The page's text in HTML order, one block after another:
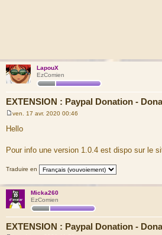
LapouX
EzComien
EXTENSION : Paypal Donation -
e
s
g
ven. 17 avr. 2020 00:46
Hello
Pour info une version 1.0.4 est dispo sur le
Traduire en
Micka260
EzComien
EXTENSION : Paypal Donation -